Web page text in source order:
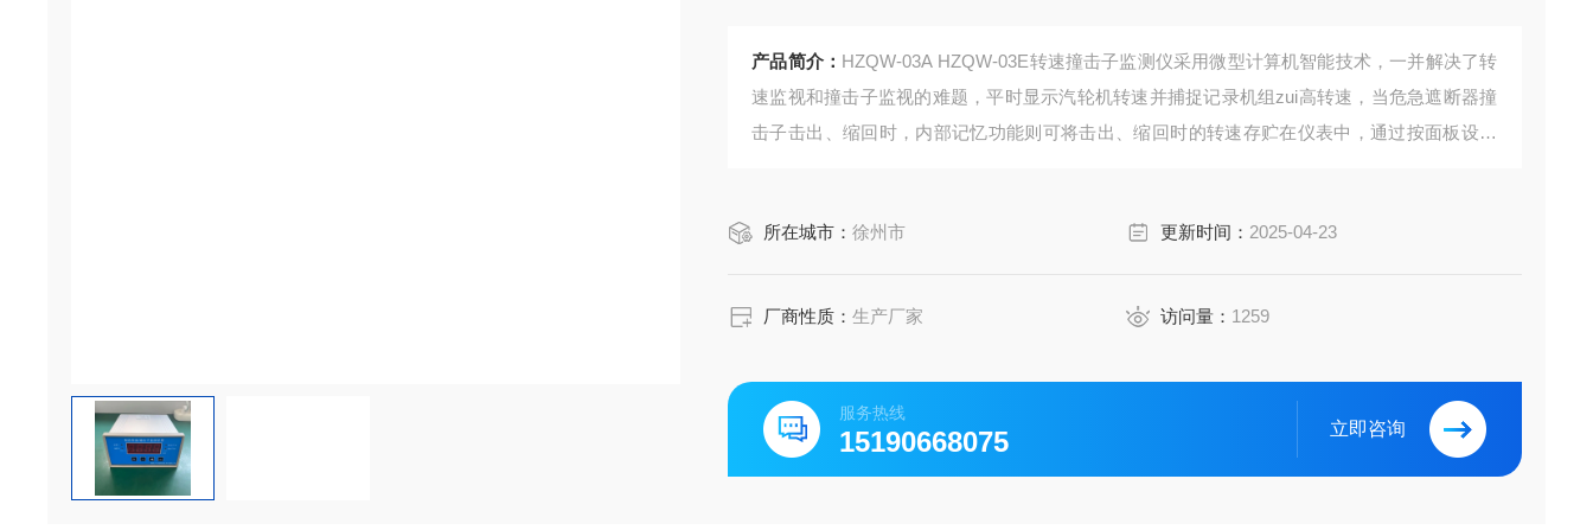
产品简介： HZQW-03A HZQW-03E转速撞击子监测仪采用微型计算机智能技术，一并解决了转
速监视和撞击子监视的难题，平时显示汽轮机转速并捕捉记录机组zui高转速，当危急遮断器撞
击子击出、缩回时，内部记忆功能则可将击出、缩回时的转速存贮在仪表中，通过按面板设置
所在城市：徐州市 更新时间： 2025-04-23
厂商性质：生产厂家 访问量： 1259
服务热线
15190668075 立即咨询